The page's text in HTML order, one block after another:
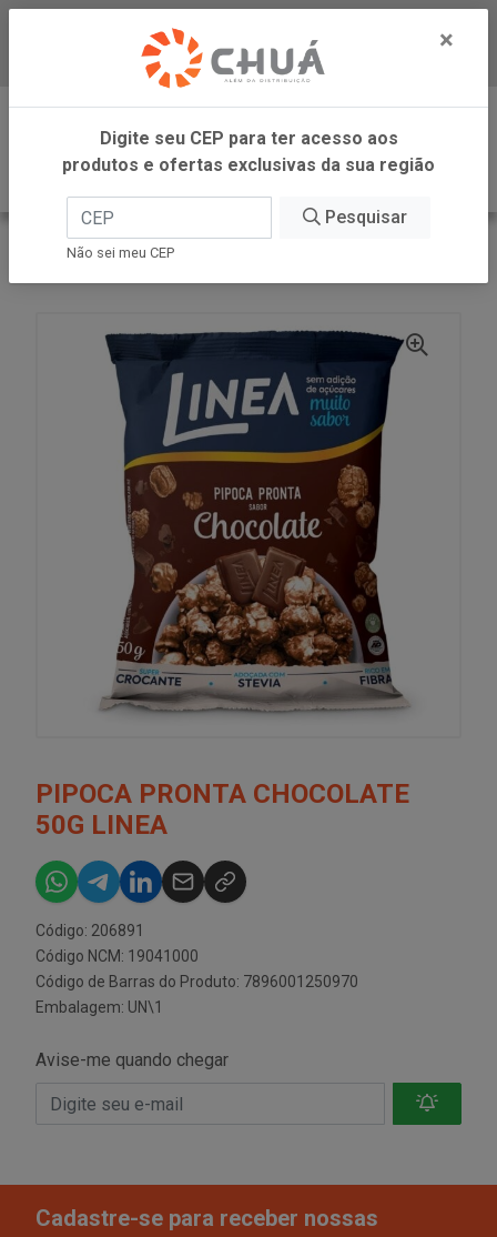
Baixe já nosso APP
0
INÍCIO
LINEA ALIMENTOS
PIPOCA PRONTA CHOCOLATE
50G LINEA
Código: 206891
Código NCM: 19041000
Código de Barras do Produto: 7896001250970
Embalagem: UN\1
Avise-me quando chegar
Cadastre-se para receber nossas
×
Digite seu CEP para ter acesso aos
produtos e ofertas exclusivas da sua região
Pesquisar
Não sei meu CEP